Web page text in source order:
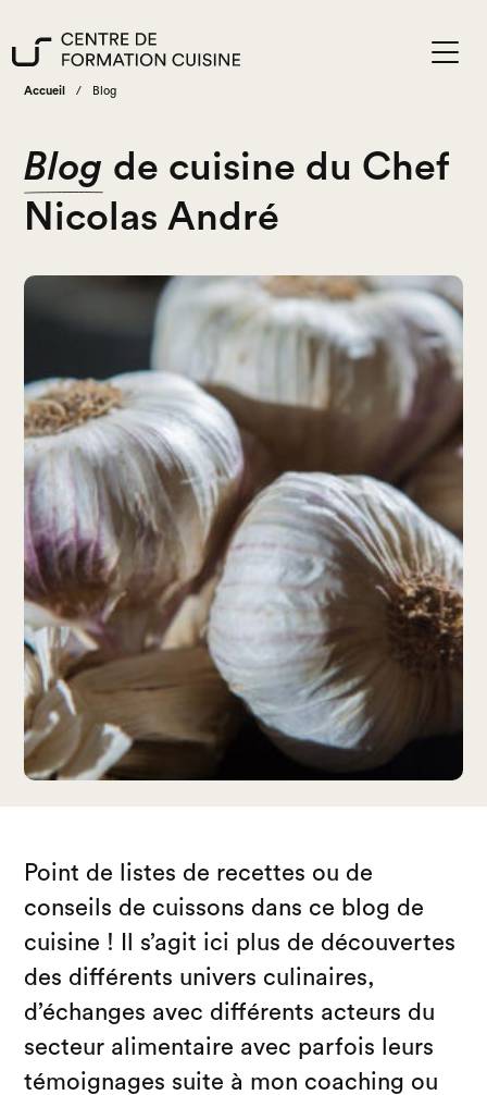
Accueil / Blog
Blog de cuisine du Chef
Nicolas André
Point de listes de recettes ou de
conseils de cuissons dans ce blog de
cuisine ! Il s’agit ici plus de découvertes
des différents univers culinaires,
d’échanges avec différents acteurs du
secteur alimentaire avec parfois leurs
témoignages suite à mon coaching ou